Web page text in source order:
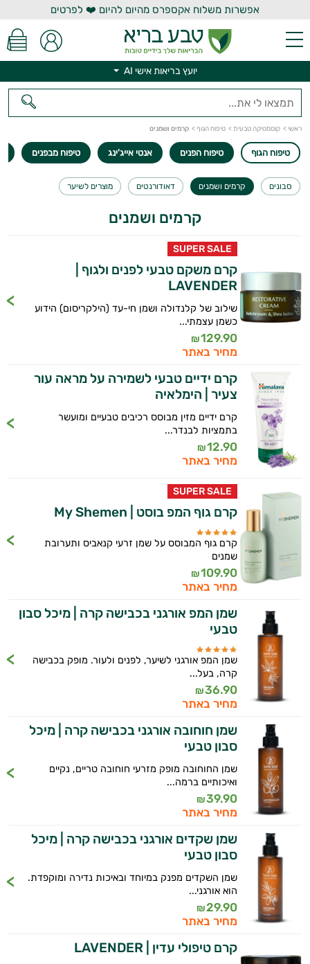
אפשרות משלוח אקספרס מהיום להיום ❤️ לפרטים
יועץ בריאות אישי AI
ראשי > קוסמטיקה טבעית > טיפוח הגוף > קרמים ושמנים
אנטי
אייג'ינג
טיפוח
הגוף
טיפוח הגוף טיפוח הפנים אנטי אייג'ינג טיפוח מבפנים
סבונים קרמים ושמנים דאודורנטים מוצרים לשיער
קרמים ושמנים
SUPER SALE
קרם משקם טבעי לפנים ולגוף |
LAVENDER
שילוב של קלנדולה ושמן חי-עד (הילקריסום) הידוע
כשמן עצמתי...
129.90
₪
מחיר באתר
קרם ידיים טבעי לשמירה על מראה עור
צעיר | הימלאיה
קרם ידיים מזין מבוסס רכיבים טבעיים ומועשר
בתמציות לבנדר...
12.90
₪
מחיר באתר
SUPER SALE
קרם גוף המפ בוסט | My Shemen
קרם גוף המבוסס על שמן זרעי קנאביס ותערובת
שמנים
109.90
₪
מחיר באתר
שמן המפ אורגני בכבישה קרה | מיכל סבון
טבעי
שמן המפ אורגני לשיער, לפנים ולעור. מופק בכבישה
קרה, בעל...
36.90
₪
מחיר באתר
שמן חוחובה אורגני בכבישה קרה | מיכל
סבון טבעי
שמן החוחובה מופק מזרעי חוחובה טריים, נקיים
ואיכותיים ברמה...
39.90
₪
מחיר באתר
שמן שקדים אורגני בכבישה קרה | מיכל
סבון טבעי
שמן השקדים מפנק במיוחד ובאיכות נדירה ומוקפדת.
הוא אורגני...
29.90
₪
מחיר באתר
קרם טיפולי עדין | LAVENDER